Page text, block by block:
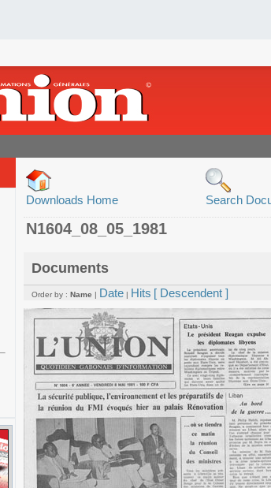
Downloads Home Search
N1604_08_05_1981
Documents
Order by : Name | Date | Hits [ Descendent ]